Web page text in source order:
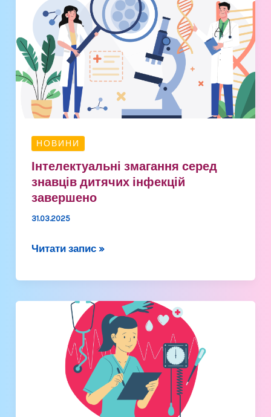
НОВИНИ
Інтелектуальні змагання серед
знавців дитячих інфекцій
завершено
31.03.2025
змагання
серед
знавців
дитячих
інфекцій
завершено
Читати запис »
Результати
дисертаційного
дослідження
успішно
апробовано